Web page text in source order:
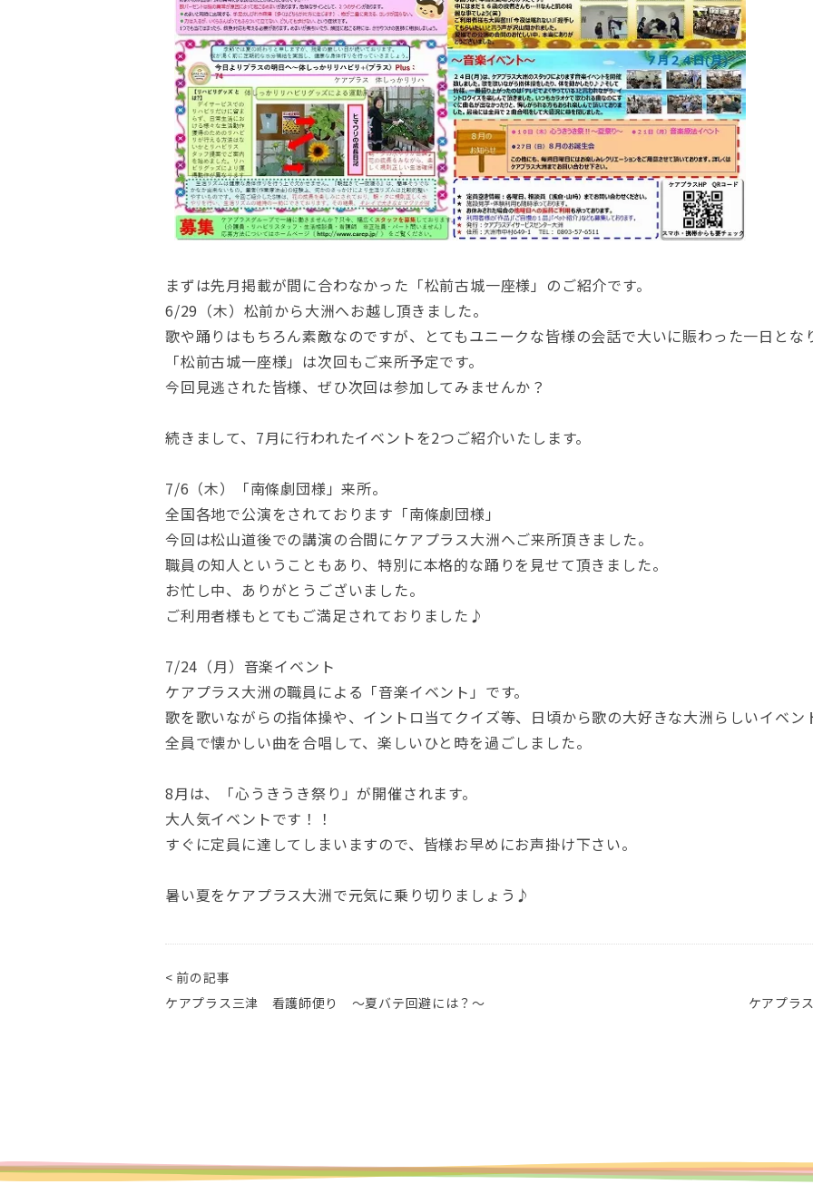
まずは先月掲載が間に合わなかった「松前古城一座様」のご紹介です。
6/29（木）松前から大洲へお越し頂きました。
歌や踊りはもちろん素敵なのですが、とてもユニークな皆様の会話で大いに賑わった一日とな
「松前古城一座様」は次回もご来所予定です。
今回見逃された皆様、ぜひ次回は参加してみませんか？
続きまして、7月に行われたイベントを2つご紹介いたします。
7/6（木）「南條劇団様」来所。
全国各地で公演をされております「南條劇団様」
今回は松山道後での講演の合間にケアプラス大洲へご来所頂きました。
職員の知人ということもあり、特別に本格的な踊りを見せて頂きました。
お忙し中、ありがとうございました。
ご利用者様もとてもご満足されておりました♪
7/24（月）音楽イベント
ケアプラス大洲の職員による「音楽イベント」です。
歌を歌いながらの指体操や、イントロ当てクイズ等、日頃から歌の大好きな大洲らしいイベン
全員で懐かしい曲を合唱して、楽しいひと時を過ごしました。
8月は、「心うきうき祭り」が開催されます。
大人気イベントです！！
すぐに定員に達してしまいますので、皆様お早めにお声掛け下さい。
暑い夏をケアプラス大洲で元気に乗り切りましょう♪
< 前の記事
ケアプラス三津 看護師便り ～夏バテ回避には？～
ケアプラ